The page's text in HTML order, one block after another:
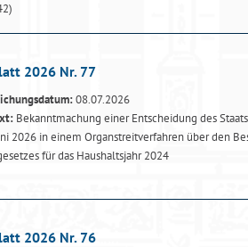
2026 Nr. 77
08.07.2026
Bekanntmachung einer Entscheidung des
2026 in einem Organstreitverfahren über den
für das Haushaltsjahr 2024
2026 Nr. 76